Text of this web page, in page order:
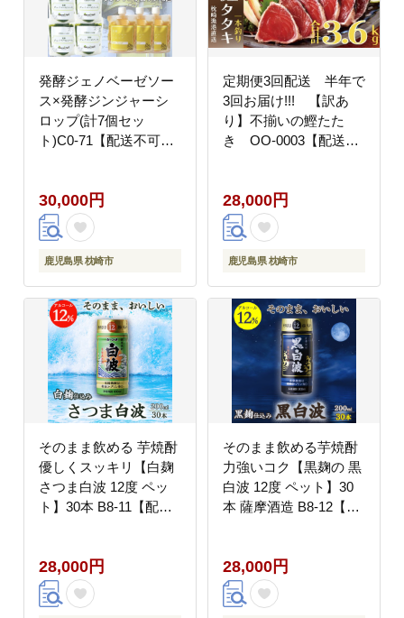
発酵ジェノベーゼソー
ス×発酵ジンジャーシ
ロップ(計7個セッ
ト)C0-71【配送不可地
30,000円
鹿児島県 枕崎市
定期便3回配送 半年で
3回お届け!!! 【訳あ
り】不揃いの鰹たた
き OO-0003【配送不
28,000円
鹿児島県 枕崎市
そのまま飲める 芋焼酎
優しくスッキリ【白麹
さつま白波 12度 ペッ
ト】30本 B8-11【配送
28,000円
そのまま飲める芋焼酎
力強いコク【黒麹の 黒
白波 12度 ペット】30
本 薩摩酒造 B8-12【配
28,000円